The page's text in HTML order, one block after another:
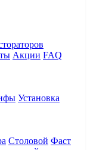
Акции FAQ
Установка
Столовой Фаст